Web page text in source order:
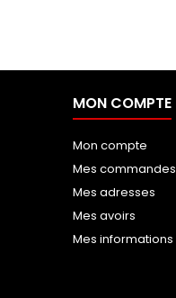
MON COMPTE
Mon compte
Mes commandes
Mes adresses
Mes avoirs
Mes informations